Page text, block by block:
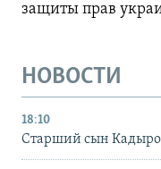
защиты прав
НОВОСТИ
18:10
Старший сын